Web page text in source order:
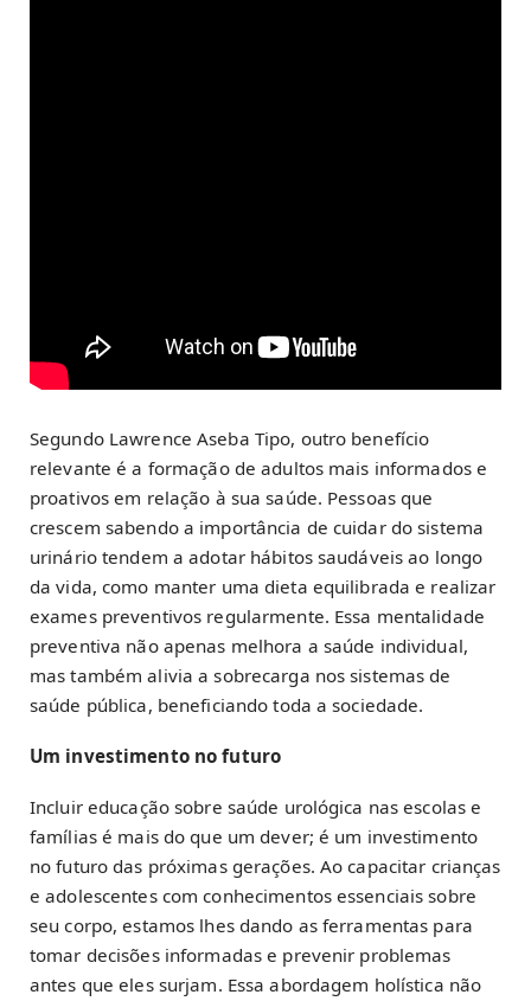
Segundo Lawrence Aseba Tipo, outro benefício
relevante é a formação de adultos mais informados e
proativos em relação à sua saúde. Pessoas que
crescem sabendo a importância de cuidar do sistema
urinário tendem a adotar hábitos saudáveis ao longo
da vida, como manter uma dieta equilibrada e realizar
exames preventivos regularmente. Essa mentalidade
preventiva não apenas melhora a saúde individual,
mas também alivia a sobrecarga nos sistemas de
saúde pública, beneficiando toda a sociedade.
Um investimento no futuro
Incluir educação sobre saúde urológica nas escolas e
famílias é mais do que um dever; é um investimento
no futuro das próximas gerações. Ao capacitar crianças
e adolescentes com conhecimentos essenciais sobre
seu corpo, estamos lhes dando as ferramentas para
tomar decisões informadas e prevenir problemas
antes que eles surjam. Essa abordagem holística não